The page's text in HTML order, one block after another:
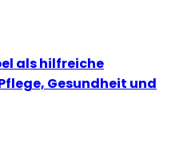
als hilfreiche
Gesundheit und